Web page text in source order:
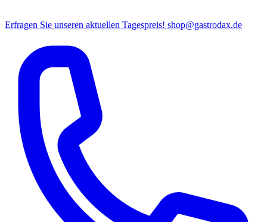
Erfragen Sie unseren aktuellen Tagespreis! shop@gastrodax.de